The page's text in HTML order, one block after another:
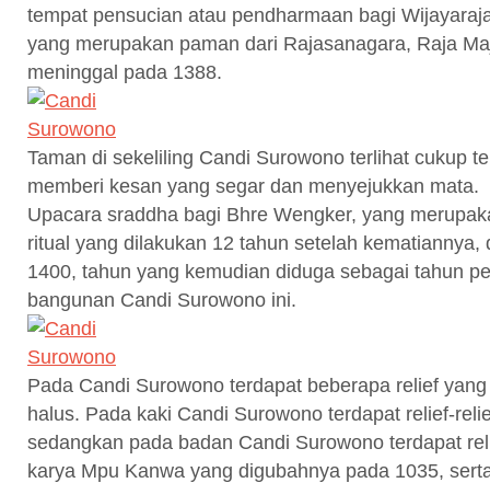
tempat pensucian atau pendharmaan bagi
yang merupakan paman dari Rajasanagara, Raja
meninggal pada 1388.
Taman di sekeliling Candi Surowono terlihat cukup
memberi kesan yang segar dan menyejukkan mata.
Upacara sraddha bagi Bhre Wengker, yang
ritual yang dilakukan 12 tahun setelah kematiannya,
1400, tahun yang kemudian diduga sebagai tahun
bangunan Candi Surowono ini.
Pada Candi Surowono terdapat beberapa relief
halus. Pada kaki Candi Surowono terdapat relief-
sedangkan pada badan Candi Surowono terdapat
karya Mpu Kanwa yang digubahnya pada 1035,